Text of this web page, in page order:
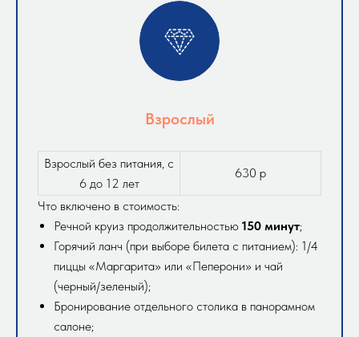
Взрослый
Взрослый без питания, с
6 до 12 лет
630 р
Что включено в стоимость:
Речной круиз продолжительностью 150 минут;
Горячий ланч (при выборе билета с питанием): 1/4
пиццы «Маргарита» или «Пеперони» и чай
(черный/зеленый);
Бронирование отдельного столика в панорамном
салоне;